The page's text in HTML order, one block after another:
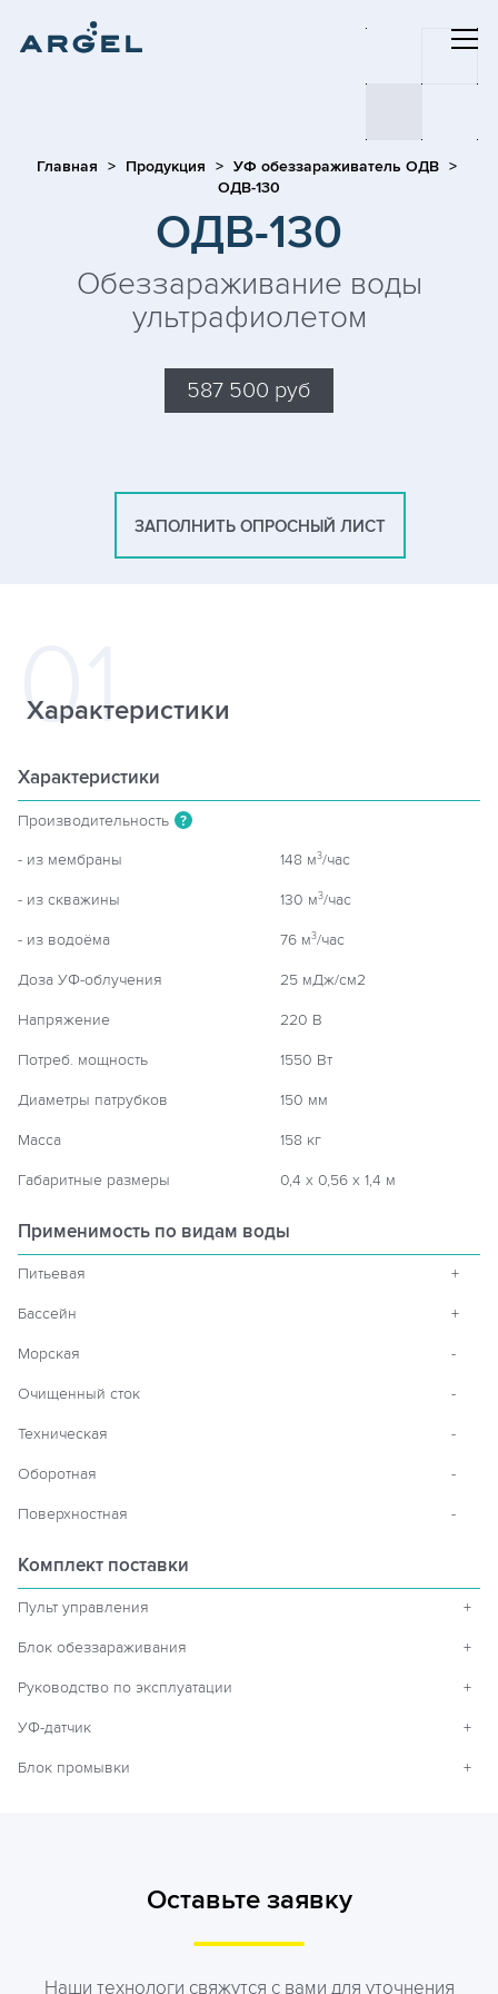
Главная Продукция
УФ обеззараживатель ОДВ
ОДВ-130
ОДВ-130
Обеззараживание воды
ультрафиолетом
587 500 руб
ЗАПОЛНИТЬ ОПРОСНЫЙ ЛИСТ
Характеристики
Характеристики
Производительность ?
- из мембраны 148 м3/час
- из скважины 130 м3/час
- из водоёма 76 м3/час
Доза УФ-облучения 25 мДж/см2
Напряжение 220 В
Потреб. мощность 1550 Вт
Диаметры патрубков 150 мм
Масса 158 кг
Габаритные размеры 0,4 х 0,56 х 1,4 м
Применимость по видам воды
Питьевая +
Бассейн +
Морская -
Очищенный сток -
Техническая -
Оборотная -
Поверхностная -
Комплект поставки
Пульт управления +
Блок обеззараживания +
Руководство по эксплуатации +
УФ-датчик +
Блок промывки +
Оставьте заявку
Наши технологи свяжутся с вами для уточнения